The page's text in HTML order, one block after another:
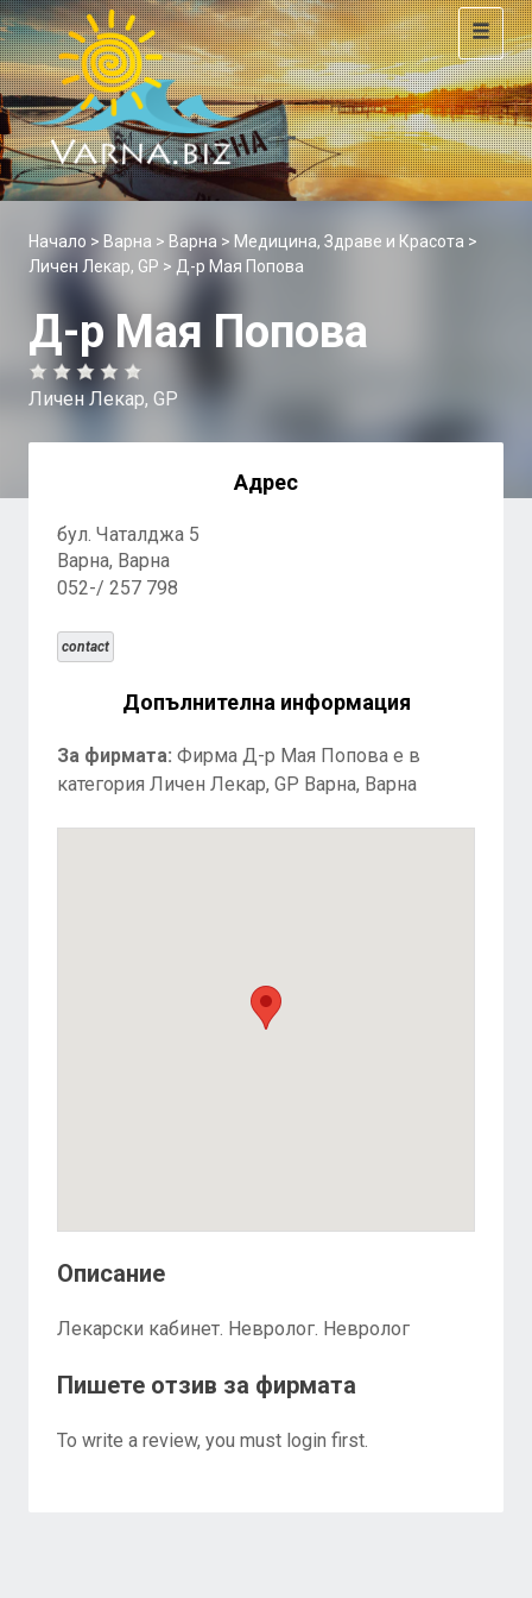
Toggle
Начало > Варна > Варна > Медицина, Здраве и Красота >
Личен Лекар, GP > Д-р Мая Попова
Д-р Мая Попова
Личен Лекар, GP
Адрес
бул. Чаталджа 5
Варна, Варна
052-/ 257 798
contact
Допълнителна информация
За фирмата: Фирма Д-р Мая Попова е в
категория Личен Лекар, GP Варна, Варна
Описание
Лекарски кабинет. Невролог. Невролог
Пишете отзив за фирмата
To write a review, you must login first.